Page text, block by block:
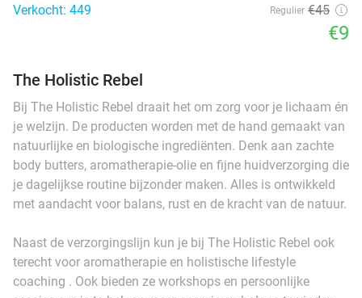
Verkocht: 449
Regulier €45
€9
The Holistic Rebel
Bij The Holistic Rebel draait het om zorg voor je lichaam én
je welzijn. De producten worden met de hand gemaakt van
natuurlijke en biologische ingrediënten. Denk aan zachte
body butters, aromatherapie-olie en fijne huidverzorging die
je dagelijkse routine bijzonder maken. Alles is ontwikkeld
met aandacht voor balans, rust en de kracht van de natuur.
Naast de verzorgingslijn kun je bij The Holistic Rebel ook
terecht voor aromatherapie en holistische lifestyle
coaching . Ook bieden ze workshops en persoonlijke